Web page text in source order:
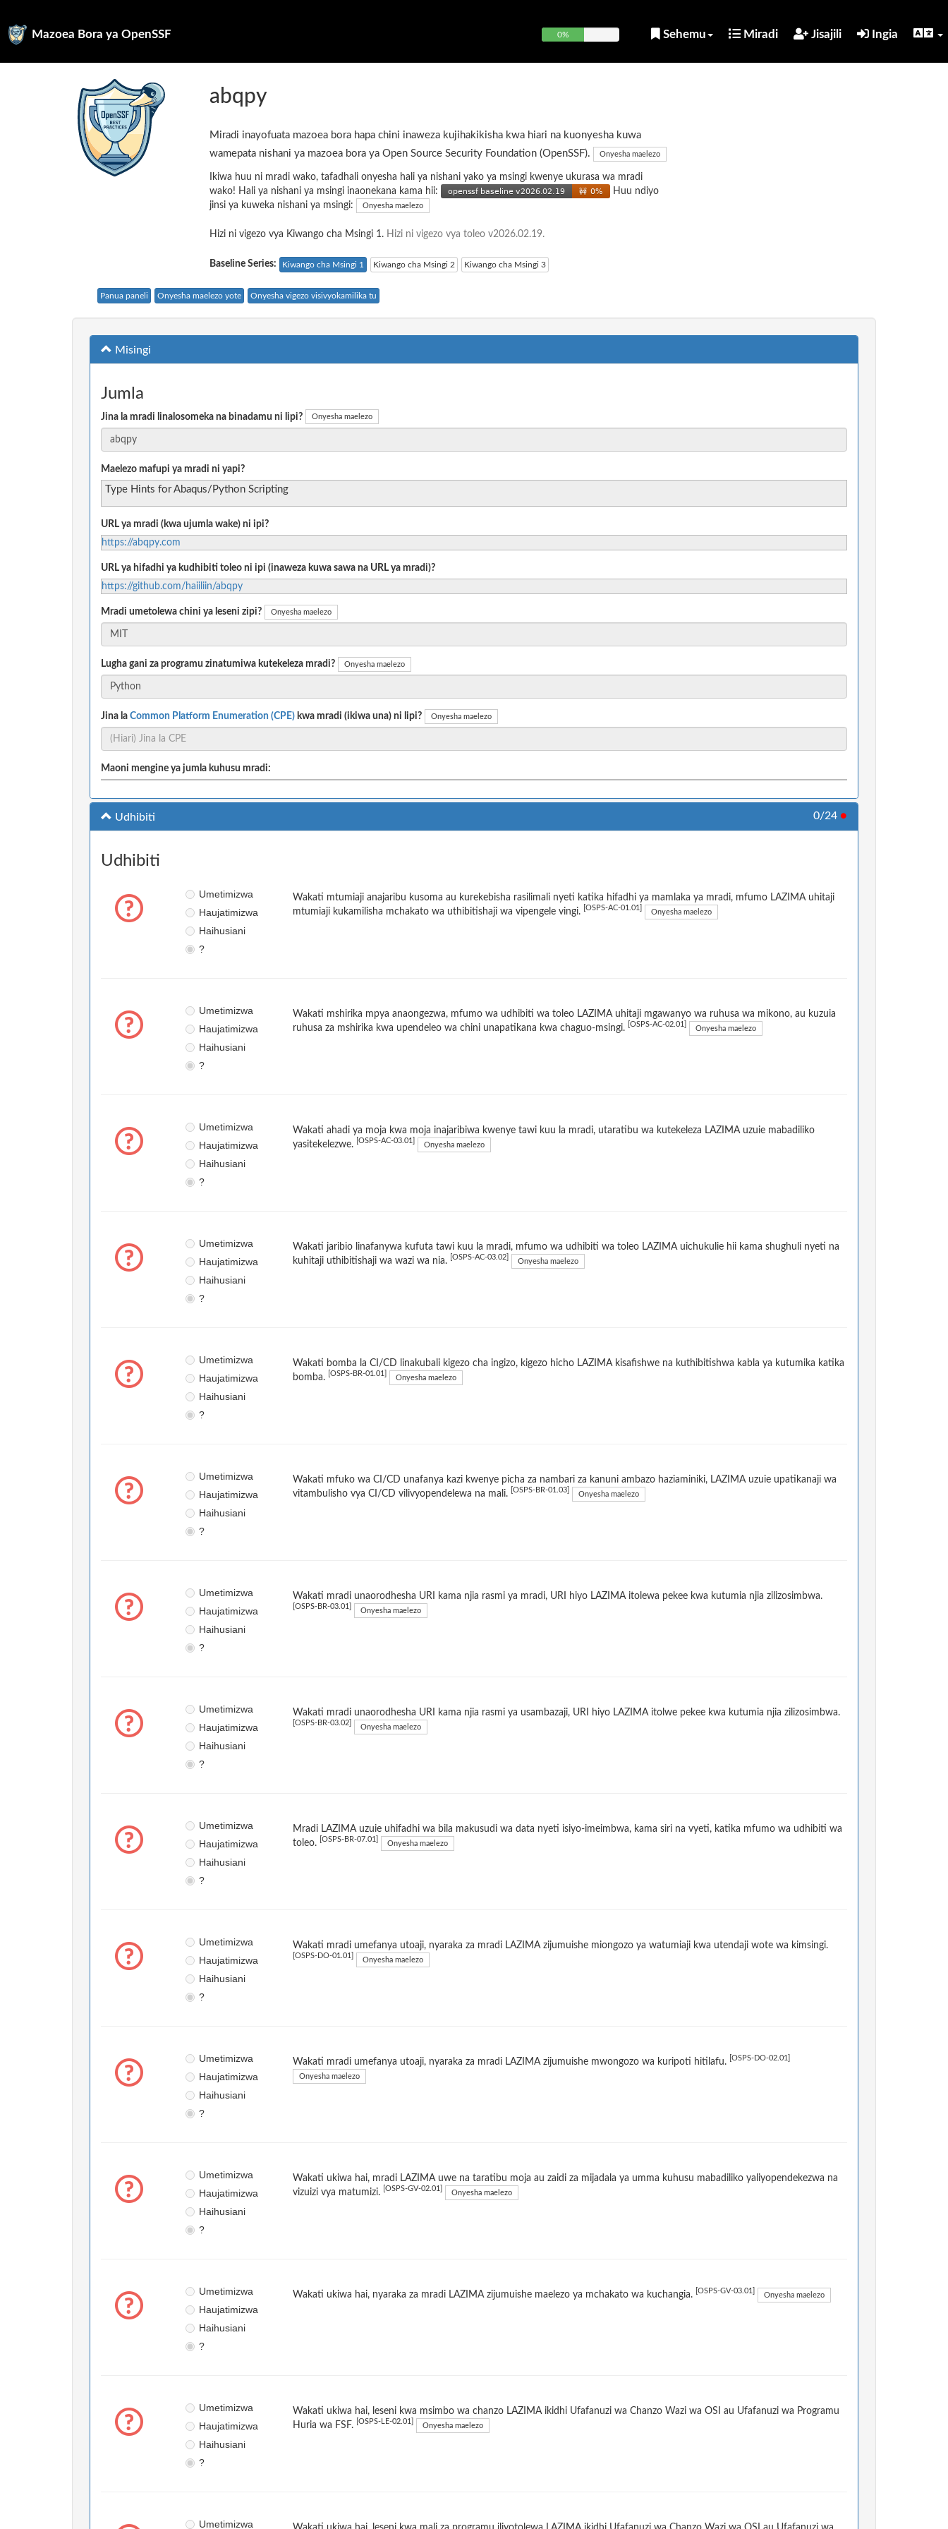
Mazoea Bora ya OpenSSF 0% Sehemu Miradi Jisajili Ingia
abqpy
Miradi inayofuata mazoea bora hapa chini inaweza kujihakikisha kwa hiari na kuonyesha kuwa
wamepata nishani ya mazoea bora ya Open Source Security Foundation (OpenSSF).
Onyesha maelezo
Ikiwa huu ni mradi wako, tafadhali onyesha hali ya nishani yako ya msingi kwenye ukurasa wa mradi
wako! Hali ya nishani ya msingi inaonekana kama hii:
Huu ndiyo
jinsi ya kuweka nishani ya msingi:
Onyesha maelezo
Hizi ni vigezo vya Kiwango cha Msingi 1. Hizi ni vigezo vya toleo v2026.02.19.
Baseline Series: Kiwango cha Msingi 1 Kiwango cha Msingi 2 Kiwango cha Msingi 3
Panua paneli Onyesha maelezo yote Onyesha vigezo visivyokamilika tu
Misingi
Jumla
Jina la mradi linalosomeka na binadamu ni lipi? Onyesha maelezo
Maelezo mafupi ya mradi ni yapi?
Type Hints for Abaqus/Python Scripting
URL ya mradi (kwa ujumla wake) ni ipi?
https://abqpy.com
URL ya hifadhi ya kudhibiti toleo ni ipi (inaweza kuwa sawa na URL ya mradi)?
https://github.com/haiiliin/abqpy
Mradi umetolewa chini ya leseni zipi? Onyesha maelezo
Lugha gani za programu zinatumiwa kutekeleza mradi? Onyesha maelezo
Jina la Common Platform Enumeration (CPE) kwa mradi (ikiwa una) ni lipi? Onyesha maelezo
Maoni mengine ya jumla kuhusu mradi:
Udhibiti 0/24 ●
Udhibiti
Umetimizwa
Haujatimizwa
Haihusiani
?
Wakati mtumiaji anajaribu kusoma au kurekebisha rasilimali nyeti katika hifadhi ya mamlaka ya mradi, mfumo LAZIMA uhitaji
mtumiaji kukamilisha mchakato wa uthibitishaji wa vipengele vingi.
[OSPS-AC-01.01] Onyesha maelezo
Umetimizwa
Haujatimizwa
Haihusiani
?
Wakati mshirika mpya anaongezwa, mfumo wa udhibiti wa toleo LAZIMA uhitaji mgawanyo wa ruhusa wa mikono, au kuzuia
ruhusa za mshirika kwa upendeleo wa chini unapatikana kwa chaguo-msingi.
[OSPS-AC-02.01] Onyesha maelezo
Umetimizwa
Haujatimizwa
Haihusiani
?
Wakati ahadi ya moja kwa moja inajaribiwa kwenye tawi kuu la mradi, utaratibu wa kutekeleza LAZIMA uzuie mabadiliko
yasitekelezwe.
[OSPS-AC-03.01] Onyesha maelezo
Umetimizwa
Haujatimizwa
Haihusiani
?
Wakati jaribio linafanywa kufuta tawi kuu la mradi, mfumo wa udhibiti wa toleo LAZIMA uichukulie hii kama shughuli nyeti na
kuhitaji uthibitishaji wa wazi wa nia.
[OSPS-AC-03.02] Onyesha maelezo
Umetimizwa
Haujatimizwa
Haihusiani
?
Wakati bomba la CI/CD linakubali kigezo cha ingizo, kigezo hicho LAZIMA kisafishwe na kuthibitishwa kabla ya kutumika katika
bomba.
[OSPS-BR-01.01] Onyesha maelezo
Umetimizwa
Haujatimizwa
Haihusiani
?
Wakati mfuko wa CI/CD unafanya kazi kwenye picha za nambari za kanuni ambazo haziaminiki, LAZIMA uzuie upatikanaji wa
vitambulisho vya CI/CD vilivyopendelewa na mali.
[OSPS-BR-01.03] Onyesha maelezo
Umetimizwa
Haujatimizwa
Haihusiani
?
Wakati mradi unaorodhesha URI kama njia rasmi ya mradi, URI hiyo LAZIMA itolewa pekee kwa kutumia njia zilizosimbwa.
[OSPS-BR-03.01] Onyesha maelezo
Umetimizwa
Haujatimizwa
Haihusiani
?
Wakati mradi unaorodhesha URI kama njia rasmi ya usambazaji, URI hiyo LAZIMA itolwe pekee kwa kutumia njia zilizosimbwa.
[OSPS-BR-03.02] Onyesha maelezo
Umetimizwa
Haujatimizwa
Haihusiani
?
Mradi LAZIMA uzuie uhifadhi wa bila makusudi wa data nyeti isiyo-imeimbwa, kama siri na vyeti, katika mfumo wa udhibiti wa
toleo.
[OSPS-BR-07.01] Onyesha maelezo
Umetimizwa
Haujatimizwa
Haihusiani
?
Wakati mradi umefanya utoaji, nyaraka za mradi LAZIMA zijumuishe miongozo ya watumiaji kwa utendaji wote wa kimsingi.
[OSPS-DO-01.01] Onyesha maelezo
Umetimizwa
Haujatimizwa
Haihusiani
?
Wakati mradi umefanya utoaji, nyaraka za mradi LAZIMA zijumuishe mwongozo wa kuripoti hitilafu. [OSPS-DO-02.01]
Onyesha maelezo
Umetimizwa
Haujatimizwa
Haihusiani
?
Wakati ukiwa hai, mradi LAZIMA uwe na taratibu moja au zaidi za mijadala ya umma kuhusu mabadiliko yaliyopendekezwa na
vizuizi vya matumizi.
[OSPS-GV-02.01] Onyesha maelezo
Umetimizwa
Haujatimizwa
Haihusiani
?
Wakati ukiwa hai, nyaraka za mradi LAZIMA zijumuishe maelezo ya mchakato wa kuchangia. [OSPS-GV-03.01] Onyesha maelezo
Umetimizwa
Haujatimizwa
Haihusiani
?
Wakati ukiwa hai, leseni kwa msimbo wa chanzo LAZIMA ikidhi Ufafanuzi wa Chanzo Wazi wa OSI au Ufafanuzi wa Programu
Huria wa FSF.
[OSPS-LE-02.01] Onyesha maelezo
Umetimizwa